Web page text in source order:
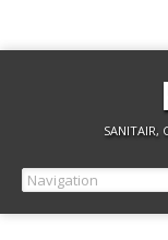
SANITAIR,